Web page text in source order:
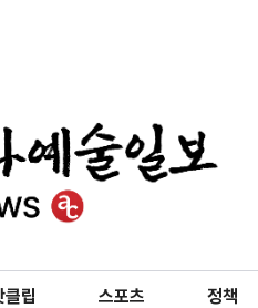
클립 스포츠 정책